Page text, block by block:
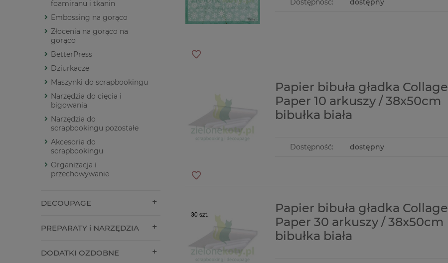
foamiranu i tkanin
Embossing na gorąco
Złocenia na gorąco na
gorąco
BetterPress
Dziurkacze
Maszynki do scrapbookingu
Narzędzia do cięcia i
bigowania
Narzędzia do
scrapbookingu pozostałe
Akcesoria do
scrapbookingu
Organizacja i
przechowywanie
DECOUPAGE
PREPARATY i NARZĘDZIA
DODATKI OZDOBNE
Dostępność: dostępny
Papier bibuła gładka Collage
Paper 10 arkuszy / 38x50cm
bibułka biała
Dostępność: dostępny
Papier bibuła gładka Collage
Paper 30 arkuszy / 38x50cm
bibułka biała